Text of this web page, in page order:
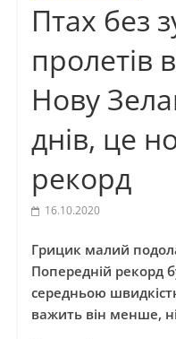
Птах без
пролетів
Нову
днів, це
рекорд
16.10.2020
Грицик малий
Попередній рекорд
середньою
важить він менше,